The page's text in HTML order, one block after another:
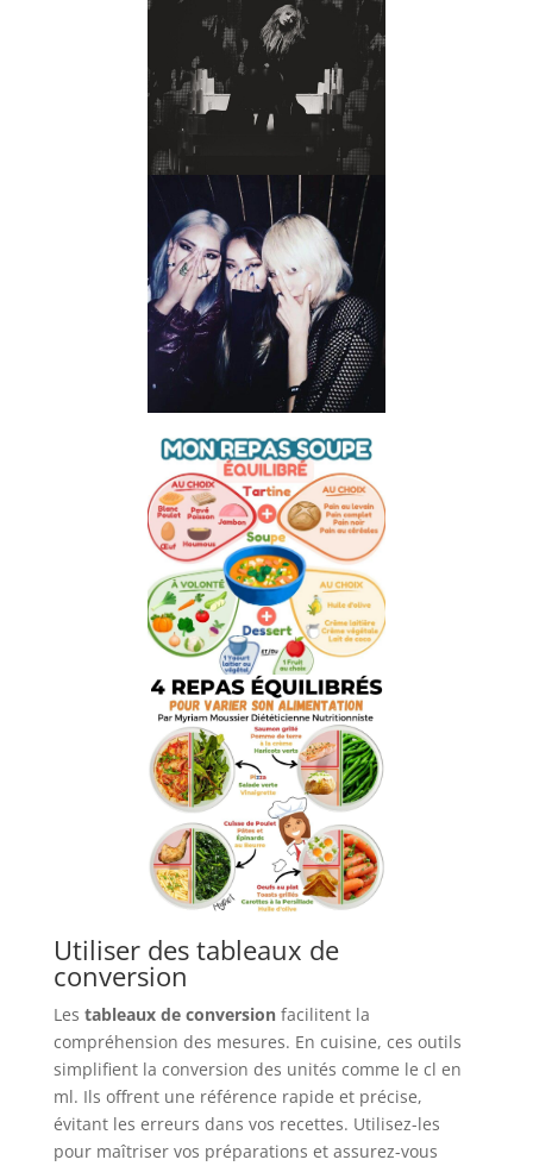
Utiliser des tableaux de
conversion
Les tableaux de conversionfacilitent la
compréhension des mesures. En cuisine, ces outils
simplifient la conversion des unités comme le cl en
ml. Ils offrent une référence rapide et précise,
évitant les erreurs dans vos recettes. Utilisez-les
pour maîtriser vos préparations et assurez-vous